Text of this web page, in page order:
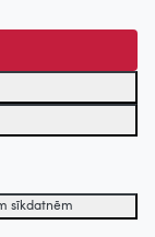
sīkdatnēm